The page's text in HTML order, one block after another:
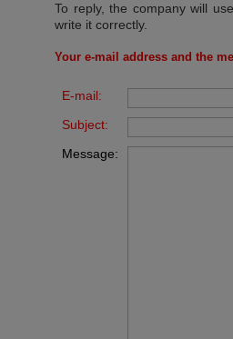
To reply, the company will
write it correctly.
Your e-mail address and the
E-mail:
Subject:
Message: